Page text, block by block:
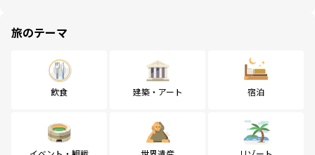
旅のテーマ
飲食 建築・アート 宿泊